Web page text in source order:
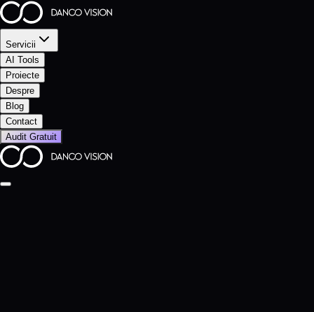
Servicii
AI Tools
Proiecte
Despre
Blog
Contact
Audit Gratuit